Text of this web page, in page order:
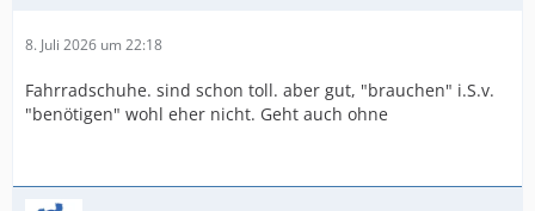
8. Juli 2026 um 22:18
Fahrradschuhe. sind schon toll. aber gut, "brauchen" i.S.v.
"benötigen" wohl eher nicht. Geht auch ohne